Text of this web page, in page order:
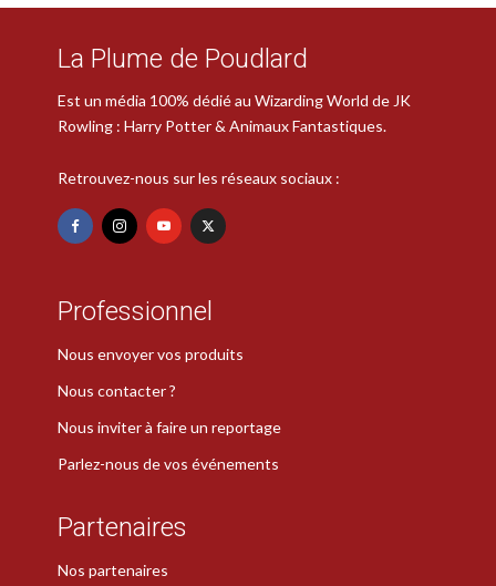
La Plume de Poudlard
Est un média 100% dédié au Wizarding World de JK
Rowling : Harry Potter & Animaux Fantastiques.
Retrouvez-nous sur les réseaux sociaux :
Professionnel
Nous envoyer vos produits
Nous contacter ?
Nous inviter à faire un reportage
Parlez-nous de vos événements
Partenaires
Nos partenaires